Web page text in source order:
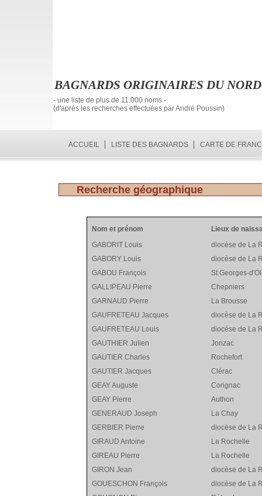
BAGNARDS ORIGINAIRES DU
- une liste de plus de 11.000 noms -
(d'après les recherches effectuées par André Poussin)
ACCUEIL LISTE DES BAGNARDS CARTE DE
Recherche géographique
Nom et prénom
Lieux de
GABORIT Louis
diocèse de La
GABORY Louis
diocèse de La
GABOU François
St.Georges-
GALLIPEAU Pierre
Chepniers
GARNAUD Pierre
La Brousse
GAUFRETEAU Jacques
diocèse de La
GAUFRETEAU Louis
diocèse de La
GAUTHIER Julien
Jonzac
GAUTIER Charles
Rochefort
GAUTIER Jacques
Clérac
GEAY Auguste
Corignac
GEAY Pierre
Authon
GENERAUD Joseph
La Chay
GERBIER Pierre
diocèse de La
GIRAUD Antoine
La Rochelle
GIREAU Pierre
La Rochelle
GIRON Jean
diocèse de La
GOUESCHON François
diocèse de La